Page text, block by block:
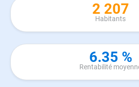
2 207
Habitants
6.35 %
Rentabilité